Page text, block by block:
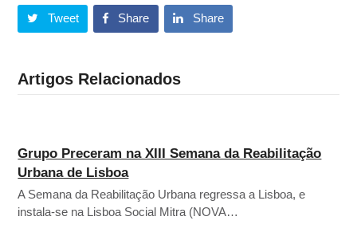
Tweet Share Share
Artigos Relacionados
Grupo Preceram na XIII Semana da Reabilitação
Urbana de Lisboa
A Semana da Reabilitação Urbana regressa a Lisboa, e
instala-se na Lisboa Social Mitra (NOVA…